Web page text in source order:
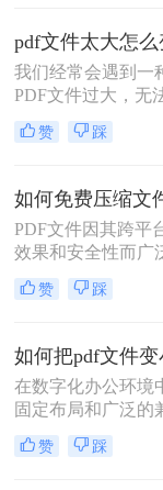
法，从在线工具到
优化到手动精调，
文件大小。
下载耗时、设备存
缩文件怎么压缩最
切需要的技能。
我们经常会遇到一
PDF文件过大，无
其他方式进行传输
大怎么变小呢？在
压缩PDF文件并减
赞 踩
PDF文件因其跨平
效果和安全性而广
合。然而，过大的
传输和存储带来不
压缩PDF文件的方
决PDF文件过大的
赞 踩
在数字化办公环境
固定布局和广泛的
分享的理想选择。
包含大量图像或复
赞 踩